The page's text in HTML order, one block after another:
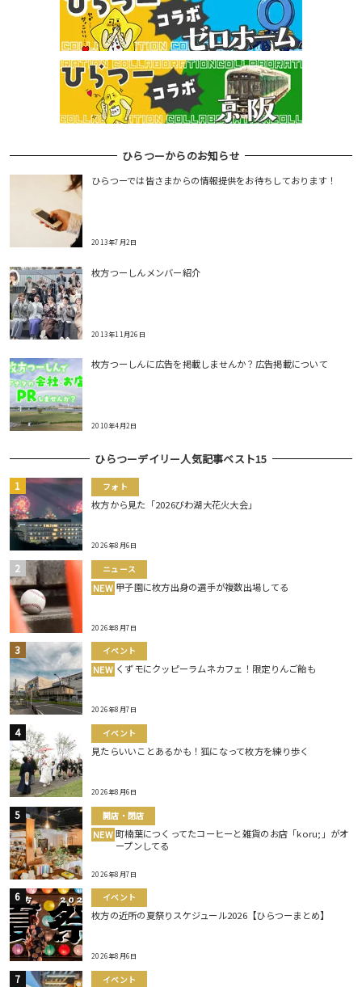
ひらつーからのお知らせ
ひらつーでは皆さまからの情報提供をお待ちしております！
2013年7月2日
枚方つーしんメンバー紹介
2013年11月26日
枚方つーしんに広告を掲載しませんか？広告掲載について
2010年4月2日
ひらつーデイリー人気記事ベスト15
フォト
枚方から見た「2026びわ湖大花火大会」
2026年8月6日
ニュース
NEW 甲子園に枚方出身の選手が複数出場してる
2026年8月7日
イベント
NEW くずモにクッピーラムネカフェ！限定りんご飴も
2026年8月7日
イベント
見たらいいことあるかも！狐になって枚方を練り歩く
2026年8月6日
開店・閉店
NEW 町楠葉につくってたコーヒーと雑貨のお店「koru;」がオ
ープンしてる
2026年8月7日
イベント
枚方の近所の夏祭りスケジュール2026【ひらつーまとめ】
2026年8月6日
イベント